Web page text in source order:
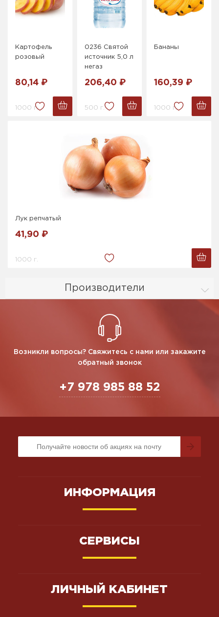
Производители
Картофель
розовый
80,14 ₽
1000 г.
0236 Святой
источник 5,0 л
негаз
206,40 ₽
500 г.
Бананы
160,39 ₽
1000 г.
Лук репчатый
41,90 ₽
1000 г.
Возникли вопросы? Свяжитесь с нами или закажите
обратный звонок
+7 978 985 88 52
ИНФОРМАЦИЯ
СЕРВИСЫ
ЛИЧНЫЙ КАБИНЕТ